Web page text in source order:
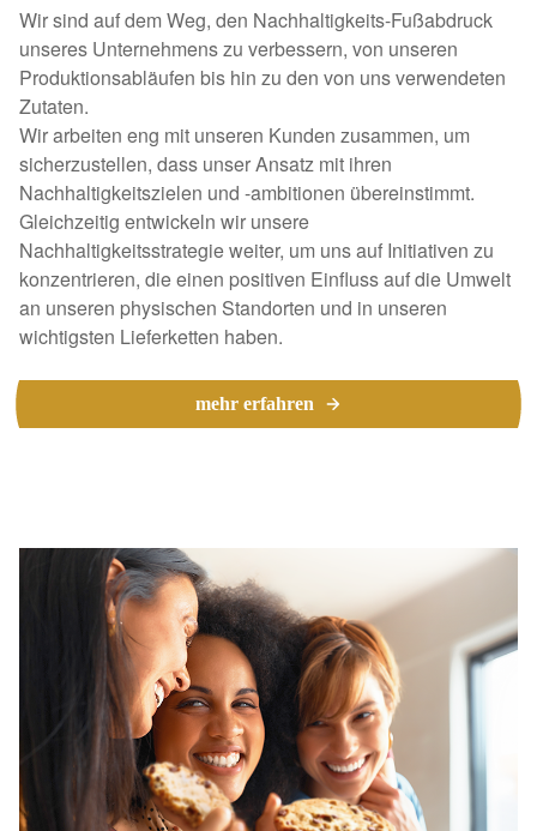
Wir sind auf dem Weg, den Nachhaltigkeits-Fußabdruck
unseres Unternehmens zu verbessern, von unseren
Produktionsabläufen bis hin zu den von uns verwendeten
Zutaten.
Wir arbeiten eng mit unseren Kunden zusammen, um
sicherzustellen, dass unser Ansatz mit ihren
Nachhaltigkeitszielen und -ambitionen übereinstimmt.
Gleichzeitig entwickeln wir unsere
Nachhaltigkeitsstrategie weiter, um uns auf Initiativen zu
konzentrieren, die einen positiven Einfluss auf die Umwelt
an unseren physischen Standorten und in unseren
wichtigsten Lieferketten haben.
mehr erfahren